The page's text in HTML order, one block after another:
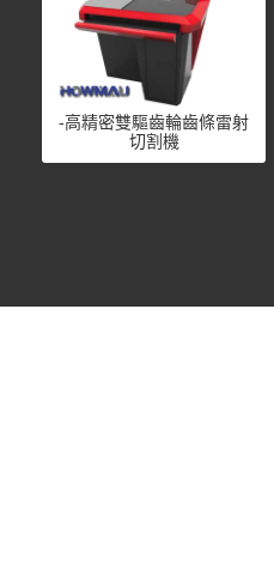
-高精密雙驅齒輪齒條雷射
切割機